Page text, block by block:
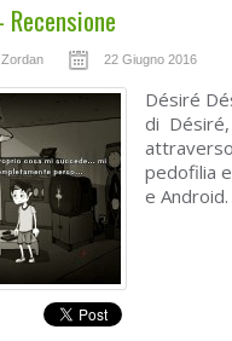
22 Giugno 2016
Désiré
di
pedofilia
e